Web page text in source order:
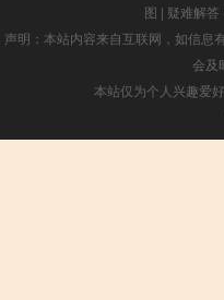
图 | 疑难解答
声明：本站内容来自互联网，如信息
会及
本站仅为个人兴趣爱